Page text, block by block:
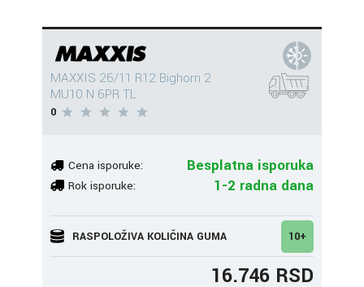
MAXXIS 26/11 R12 Bighorn 2
MU10 N 6PR TL
0
Cena isporuke: Besplatna isporuka
Rok isporuke: 1-2 radna dana
RASPOLOŽIVA KOLIČINA GUMA 10+
16.746 RSD